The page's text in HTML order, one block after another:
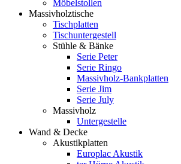
Möbelstollen
Massivholztische
Tischplatten
Tischuntergestell
Stühle & Bänke
Serie Peter
Serie Ringo
Massivholz-Bankplatten
Serie Jim
Serie July
Massivholz
Untergestelle
Wand & Decke
Akustikplatten
Europlac Akustik